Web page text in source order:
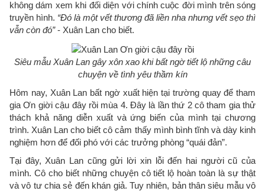
không dám xem khi đối diện với chính cuộc đời mình trên sóng
truyền hình. “Đó là một vết thương đã liền nha nhưng vết sẹo thì
vẫn còn đó”- Xuân Lan cho biết.
Siêu mẫu Xuân Lan gây xôn xao khi bất ngờ tiết lộ những câu
chuyện về tình yêu thầm kín
Hôm nay, Xuân Lan bất ngờ xuất hiện tại trường quay để tham
gia Ơn giời cậu đây rồi mùa 4. Đây là lần thứ 2 cô tham gia thử
thách khả năng diễn xuất và ứng biến của mình tại chương
trình. Xuân Lan cho biết cô cảm thấy mình bình tĩnh và dày kinh
nghiệm hơn để đối phó với các trưởng phòng “quái đản”.
Tại đây, Xuân Lan cũng gửi lời xin lỗi đến hai người cũ của
mình. Cô cho biết những chuyện cô tiết lộ hoàn toàn là sự thật
và vô tư chia sẻ đến khán giả. Tuy nhiên, bản thân siêu mẫu vô